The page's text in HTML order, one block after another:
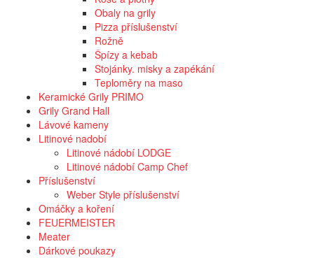
Obaly na grily
Pizza příslušenství
Rožně
Špízy a kebab
Stojánky. misky a zapékání
Teploměry na maso
Keramické Grily PRIMO
Grily Grand Hall
Lávové kameny
Litinové nadobí
Litinové nádobí LODGE
Litinové nádobí Camp Chef
Příslušenství
Weber Style příslušenství
Omáčky a koření
FEUERMEISTER
Meater
Dárkové poukazy